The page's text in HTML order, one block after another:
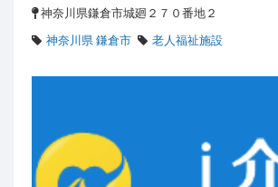
神奈川県鎌倉市城廻２７０番地２
神奈川県 鎌倉市
老人福祉施設